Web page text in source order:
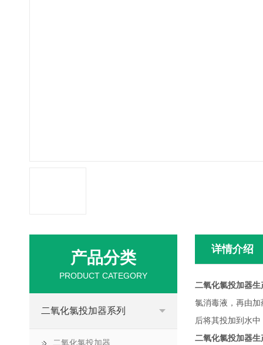
详情介绍
二氧化氯投加器生
氯消毒液，再由
后将其投加到水
二氧化氯投加器生
产品分类
PRODUCT CATEGORY
二氧化氯投加器系列
二氧化氯投加器